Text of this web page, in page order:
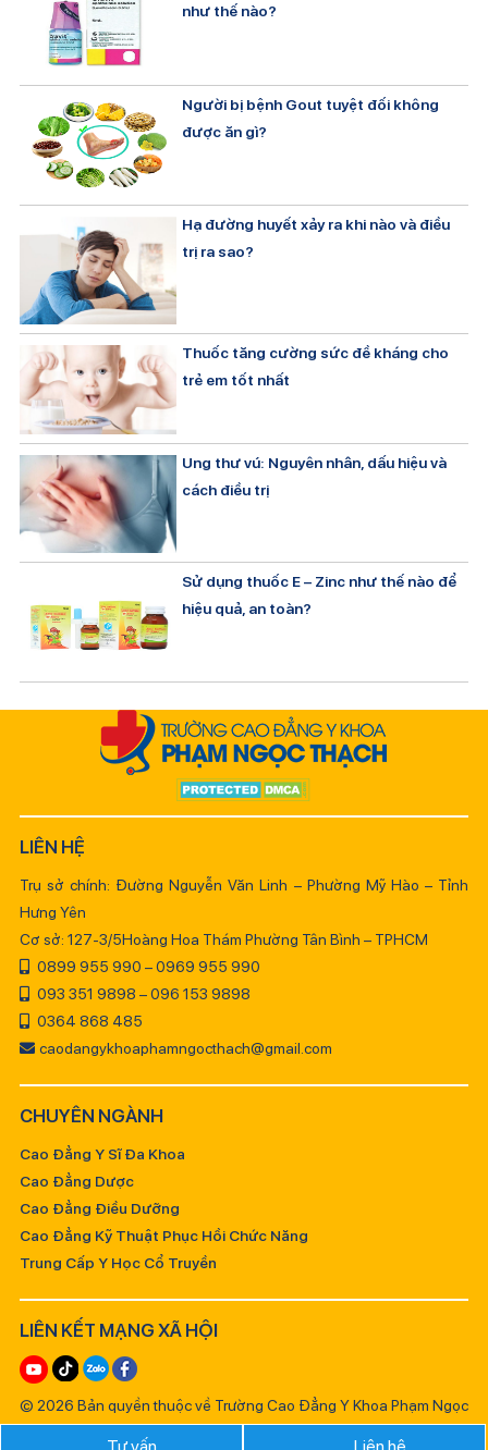
như thế nào?
Người bị bệnh Gout tuyệt đối không
được ăn gì?
Hạ đường huyết xảy ra khi nào và điều
trị ra sao?
Thuốc tăng cường sức đề kháng cho
trẻ em tốt nhất
Ung thư vú: Nguyên nhân, dấu hiệu và
cách điều trị
Sử dụng thuốc E – Zinc như thế nào để
hiệu quả, an toàn?
LIÊN HỆ
Trụ sở chính: Đường Nguyễn Văn Linh – Phường Mỹ Hào – Tỉnh
Hưng Yên
Cơ sở: 127-3/5Hoàng Hoa Thám Phường Tân Bình – TPHCM
0899 955 990 – 0969 955 990
093 351 9898 – 096 153 9898
0364 868 485
caodangykhoaphamngocthach@gmail.com
CHUYÊN NGÀNH
Cao Đẳng Y Sĩ Đa Khoa
Cao Đẳng Dược
Cao Đẳng Điều Dưỡng
Cao Đẳng Kỹ Thuật Phục Hồi Chức Năng
Trung Cấp Y Học Cổ Truyền
LIÊN KẾT MẠNG XÃ HỘI
© 2026 Bản quyền thuộc về Trường Cao Đẳng Y Khoa Phạm Ngọc